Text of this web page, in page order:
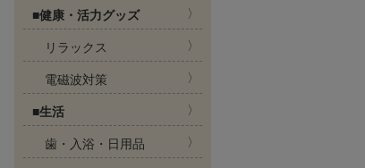
■健康・活力グッズ
リラックス
電磁波対策
■生活
歯・入浴・日用品